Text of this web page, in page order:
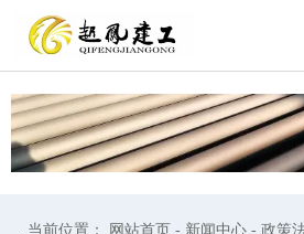
当前位置： 网站首页 - 新闻中心 -政策